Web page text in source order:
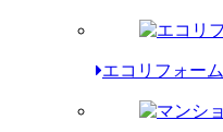
エコリフォーム